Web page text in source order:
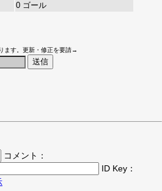
0 ゴール
ます。更新・修正を要請→
コメント：
ID Key：